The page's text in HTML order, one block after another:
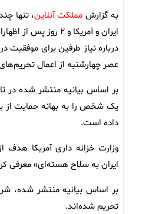
به گزارش مملکت آنلاین، تنها
ایران و آمریکا و ۲
درباره نیاز طرفین برای موفقیت
عصر چهارشنبه از اعمال تحریم‌های
بر اساس بیانیه منتشر شده در
یک شخص را به بهانه حمایت از
داده است.
وزارت خزانه داری آمریکا هدف
ایران به سلاح هسته‌ای» معرفی
تحریم شده‌اند.